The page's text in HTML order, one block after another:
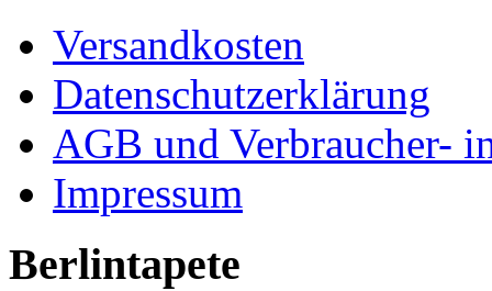
Versandkosten
Datenschutzerklärung
AGB und Verbraucher-
Impressum
Berlintapete